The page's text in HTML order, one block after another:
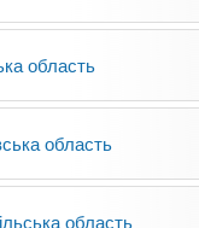
область
область
область